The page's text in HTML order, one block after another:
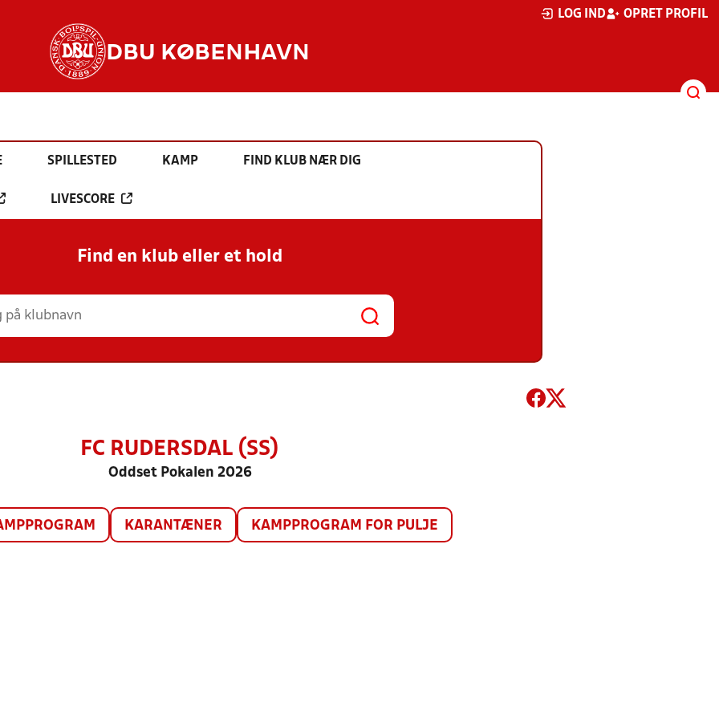
LOG IND OPRET PROFIL
DBU KØBENHAVN
SPILLESTED KAMP FIND KLUB NÆR DIG
LIVESCORE
Find en klub eller et hold
FC RUDERSDAL (SS)
Oddset Pokalen 2026
KARANTÆNER KAMPPROGRAM FOR PULJE